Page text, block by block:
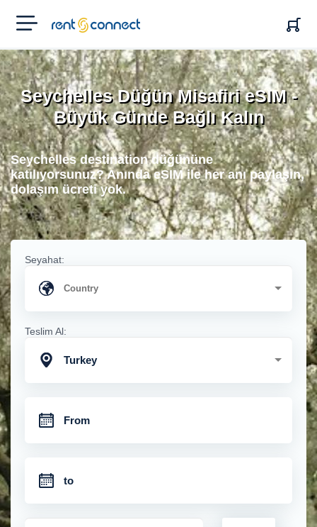
RENT'N
CONNECT
Seychelles Düğün Misafiri eSIM -
Büyük Günde Bağlı Kalın
Seychelles destination düğününe
katılıyorsunuz? Anında eSIM ile her anı paylaşın,
dolaşım ücreti yok.
Seyahat:
Teslim Al:
Turkey